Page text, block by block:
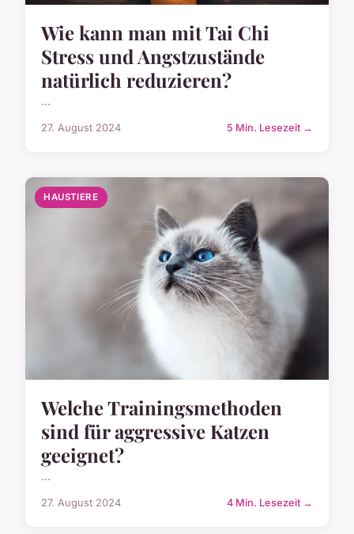
Wie kann man mit Tai Chi
Stress und Angstzustände
natürlich reduzieren?
...
27. August 2024 5 Min. Lesezeit →
HAUSTIERE
Welche Trainingsmethoden
sind für aggressive Katzen
geeignet?
...
27. August 2024 4 Min. Lesezeit →